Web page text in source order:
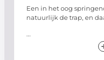
Een in het oog
natuurlijk de trap, en
...